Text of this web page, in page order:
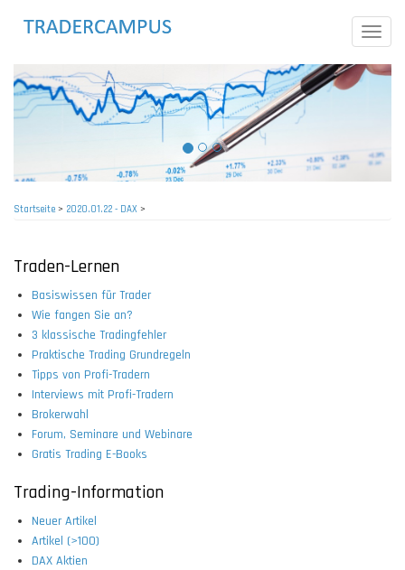
Toggle
Startseite> 2020.01.22 - DAX >
Traden-Lernen
Basiswissen für Trader
Wie fangen Sie an?
3 klassische Tradingfehler
Praktische Trading Grundregeln
Tipps von Profi-Tradern
Interviews mit Profi-Tradern
Brokerwahl
Forum, Seminare und Webinare
Gratis Trading E-Books
Trading-Information
Neuer Artikel
Artikel (>100)
DAX Aktien